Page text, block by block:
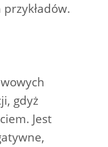
gdyż
Jest